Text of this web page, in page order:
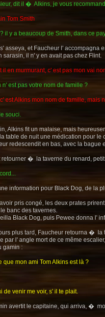
dit il � Alkins, je vous
Tom Smith
il y a beaucoup de Smith, dans ce
asseya, et Faucheur l' accompagna
sarasin, il n' y en avait pas chez Flint.
il en murmurant, c' est pas mon vai
n' est pas votre nom de famille ?
est Alkins mon nom de famille, mais
souci.
Alkins fit un malaise, mais
table de nuit une médication pour le
redescendit en bas, avec la
retourner � la taverne du renard,
information pour Black Dog, de la
pris congé, les deux prates
banc des tavernes.
Black Dog, puis Pewee donna l'
plus tard, Faucheur retourna � la
par l' angle mort de ce même
gamin :
que mon ami Tom Alkins est là ?
de venir me voir, s' il te plait.
avertit le capitaine, qui arriva, �